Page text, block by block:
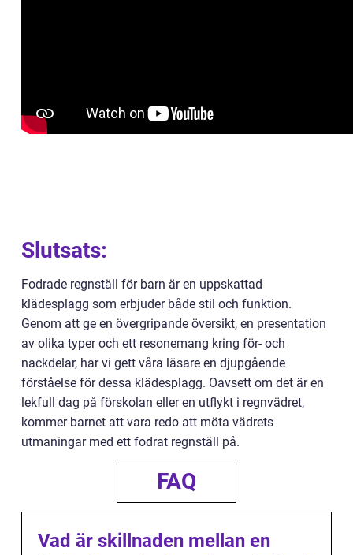
Slutsats:
Fodrade regnställ för barn är en uppskattad
klädesplagg som erbjuder både stil och funktion.
Genom att ge en övergripande översikt, en presentation
av olika typer och ett resonemang kring för- och
nackdelar, har vi gett våra läsare en djupgående
förståelse för dessa klädesplagg. Oavsett om det är en
lekfull dag på förskolan eller en utflykt i regnvädret,
kommer barnet att vara redo att möta vädrets
utmaningar med ett fodrat regnställ på.
FAQ
Vad är skillnaden mellan en